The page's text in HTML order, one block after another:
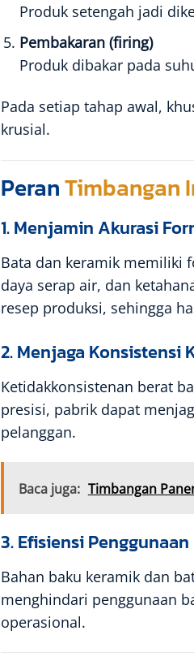
Produk setengah jadi
Pembakaran (firing)
Produk dibakar pada
Pada setiap tahap awal,
krusial.
PeranTimbangan
1. Menjamin Akurasi
Bata dan keramik memiliki
daya serap air, dan
resep produksi, sehingga
2. Menjaga Konsistensi
Ketidakkonsistenan berat
presisi, pabrik dapat
pelanggan.
Baca juga: Timbangan
3. Efisiensi
Bahan baku keramik dan
menghindari penggunaan
operasional.